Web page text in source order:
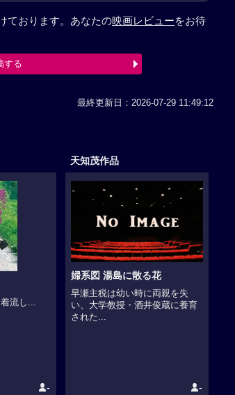
ております。あなたの映画レビューをお待
する
最終更新日：2026-07-29 11:49:12
流し...
-
天知茂作品
婦系図 湯島に散る花
早瀬主税は幼い時に両親を失
い、大学教授・酒井俊蔵に養育
された...
-